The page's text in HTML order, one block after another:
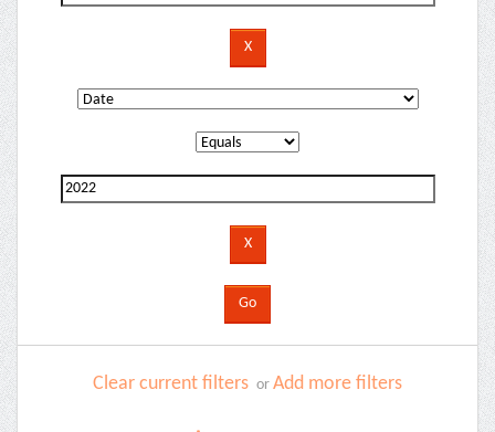
Clear current filters or Add more filters